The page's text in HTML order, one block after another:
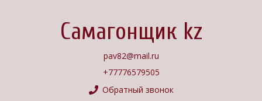
Самагонщик kz
pav82@mail.ru
+77776579505
Обратный звонок